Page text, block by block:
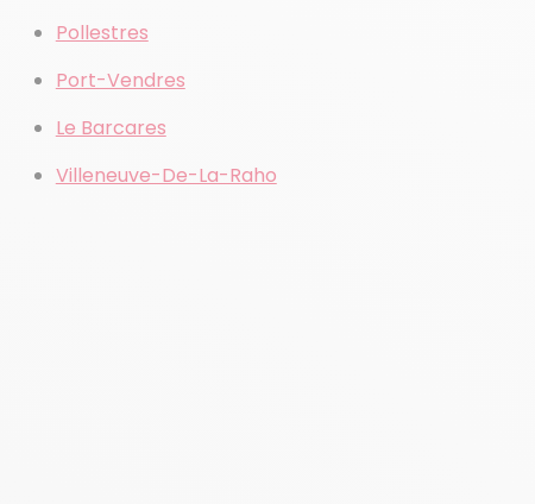
Pollestres
Port-Vendres
Le Barcares
Villeneuve-De-La-Raho